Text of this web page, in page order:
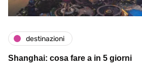
destinazioni
Shanghai: cosa fare a in 5 giorni